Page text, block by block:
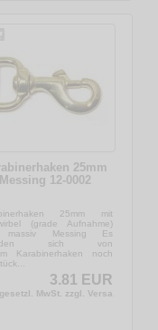
25mm
Messing 12-0002
25mm mit
(grade Aufnahme)
massiv Messing Es
sich von
Karabinerhaken noch
3.81 EUR
MwSt. zzgl. Versandkosten